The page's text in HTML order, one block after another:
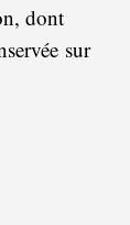
dont
sur